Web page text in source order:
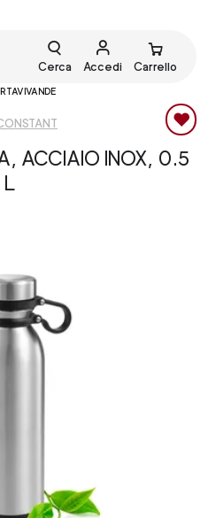
Cerca Accedi Carrello
ACCIAIO INOX, 0.5
L